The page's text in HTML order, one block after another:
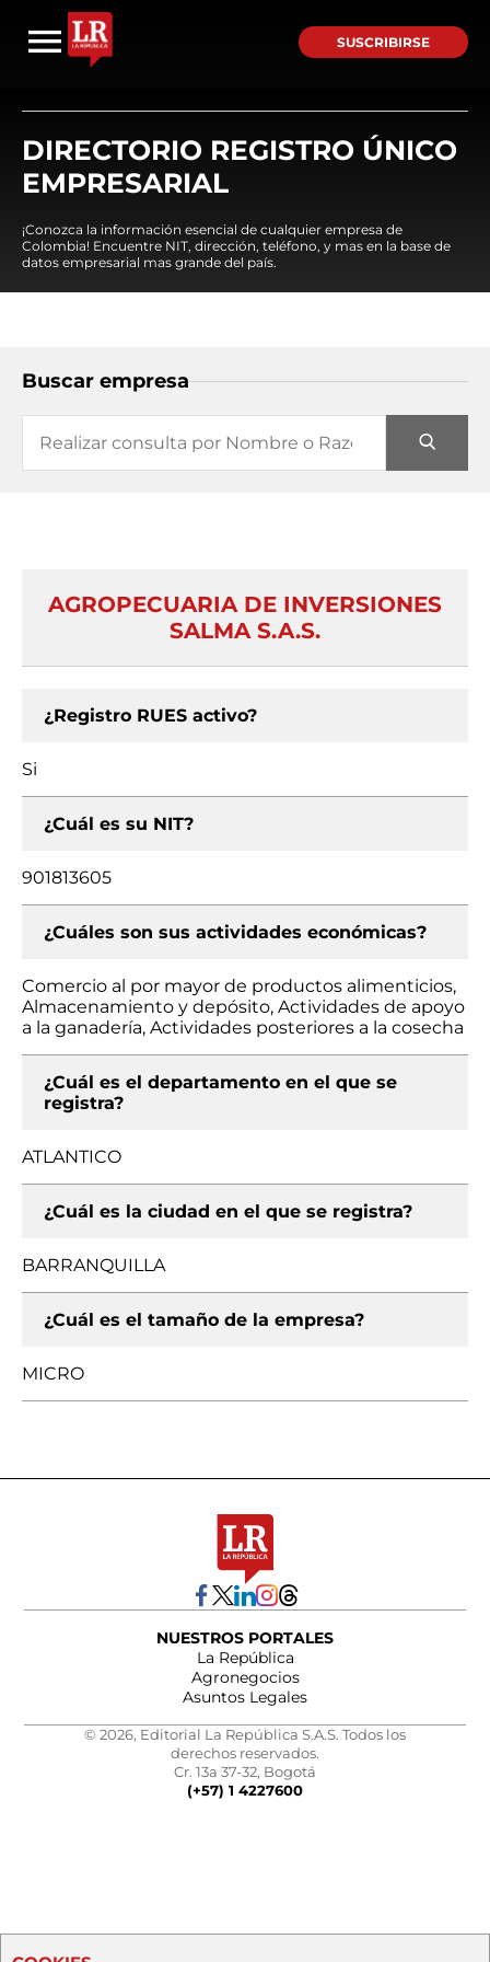
SUSCRIBIRSE
DIRECTORIO REGISTRO ÚNICO
EMPRESARIAL
¡Conozca la información esencial de cualquier empresa de
Colombia! Encuentre NIT, dirección, teléfono, y mas en la base de
datos empresarial mas grande del país.
Buscar empresa
AGROPECUARIA DE INVERSIONES
SALMA S.A.S.
¿Registro RUES activo?
Si
¿Cuál es su NIT?
901813605
¿Cuáles son sus actividades económicas?
Comercio al por mayor de productos alimenticios,
Almacenamiento y depósito, Actividades de apoyo
a la ganadería, Actividades posteriores a la cosecha
¿Cuál es el departamento en el que se
registra?
ATLANTICO
¿Cuál es la ciudad en el que se registra?
BARRANQUILLA
¿Cuál es el tamaño de la empresa?
MICRO
NUESTROS PORTALES
La República
Agronegocios
Asuntos Legales
© 2026, Editorial La República S.A.S. Todos los
derechos reservados.
Cr. 13a 37-32, Bogotá
(+57) 1 4227600